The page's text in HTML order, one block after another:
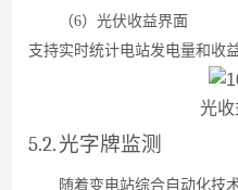
（6）光伏收益界面
支持实时统计电站发电量和收
光
5.2.光字牌监测
随着变电站综合自动化技